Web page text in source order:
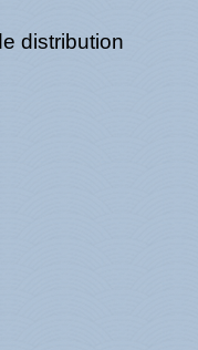
distribution